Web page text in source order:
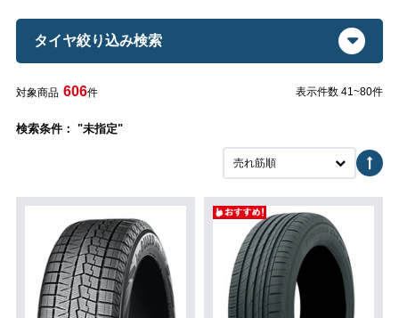
タイヤ絞り込み検索
対象商品 606件 表示件数 41~80件
検索条件： "未指定"
売れ筋順